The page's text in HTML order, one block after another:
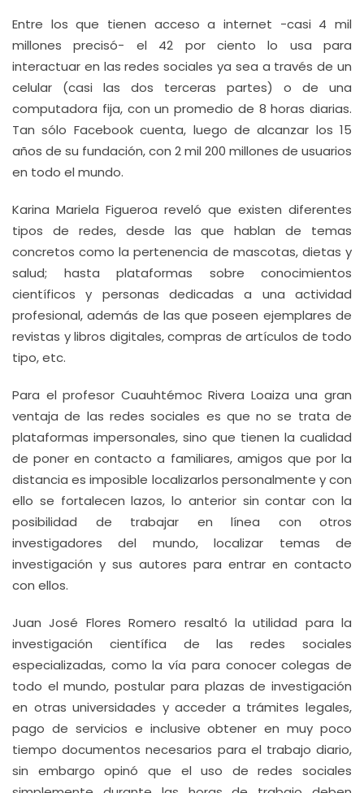
Entre los que tienen acceso a internet -casi 4 mil
millones precisó- el 42 por ciento lo usa para
interactuar en las redes sociales ya sea a través de un
celular (casi las dos terceras partes) o de una
computadora fija, con un promedio de 8 horas diarias.
Tan sólo Facebook cuenta, luego de alcanzar los 15
años de su fundación, con 2 mil 200 millones de usuarios
en todo el mundo.
Karina Mariela Figueroa reveló que existen diferentes
tipos de redes, desde las que hablan de temas
concretos como la pertenencia de mascotas, dietas y
salud; hasta plataformas sobre conocimientos
científicos y personas dedicadas a una actividad
profesional, además de las que poseen ejemplares de
revistas y libros digitales, compras de artículos de todo
tipo, etc.
Para el profesor Cuauhtémoc Rivera Loaiza una gran
ventaja de las redes sociales es que no se trata de
plataformas impersonales, sino que tienen la cualidad
de poner en contacto a familiares, amigos que por la
distancia es imposible localizarlos personalmente y con
ello se fortalecen lazos, lo anterior sin contar con la
posibilidad de trabajar en línea con otros
investigadores del mundo, localizar temas de
investigación y sus autores para entrar en contacto
con ellos.
Juan José Flores Romero resaltó la utilidad para la
investigación científica de las redes sociales
especializadas, como la vía para conocer colegas de
todo el mundo, postular para plazas de investigación
en otras universidades y acceder a trámites legales,
pago de servicios e inclusive obtener en muy poco
tiempo documentos necesarios para el trabajo diario,
sin embargo opinó que el uso de redes sociales